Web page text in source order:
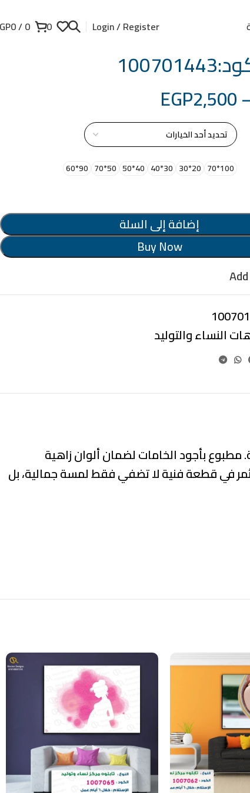
Login / Register
0
0
/
0
EGP2,500
100*70
20*30
30*40
40*50
50*70
90*60
إضافة إلى السلة
Buy Now
النساء والتوليد
مطبوع بأجود الخامات لضمان ألوان زاهية
في قطعة فنية لا تضفي فقط لمسة جمالية، بل